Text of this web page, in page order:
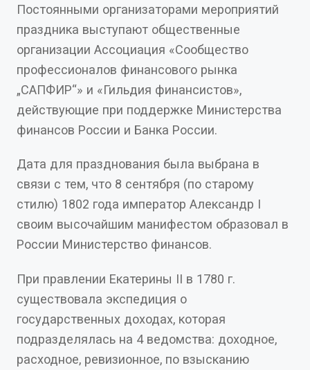
Постоянными организаторами мероприятий
праздника выступают общественные
организации Ассоциация «Сообщество
профессионалов финансового рынка
„САПФИР“» и «Гильдия финансистов»,
действующие при поддержке Министерства
финансов России и Банка России.
Дата для празднования была выбрана в
связи с тем, что 8 сентября (по старому
стилю) 1802 года император Александр I
своим высочайшим манифестом образовал в
России Министерство финансов.
При правлении Екатерины II в 1780 г.
существовала экспедиция о
государственных доходах, которая
подразделялась на 4 ведомства: доходное,
расходное, ревизионное, по взысканию